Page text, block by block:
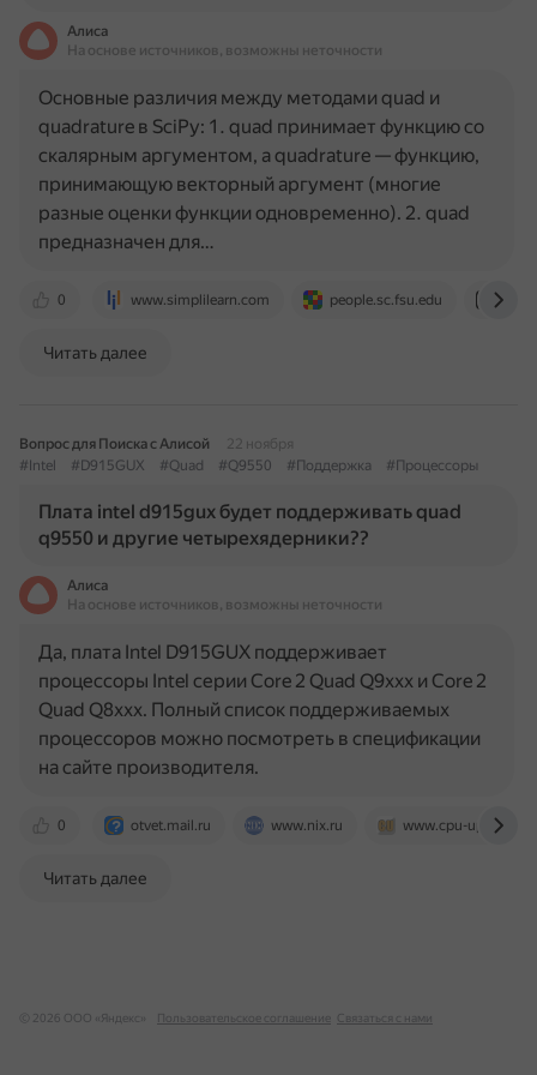
Алиса
На основе источников, возможны неточности
0 www.simplilearn.com people.sc.fsu.edu
Основные различия между методами quad и
quadrature в SciPy: 1. quad принимает функцию со
скалярным аргументом, а quadrature — функцию,
принимающую векторный аргумент (многие
разные оценки функции одновременно). 2. quad
предназначен для…
Читать далее
Вопрос для Поиска с Алисой
22 ноября
#Intel
#D915GUX #Quad #Q9550 #Поддержка #Процессоры
Плата intel d915gux будет поддерживать quad
q9550 и другие четырехядерники??
Алиса
На основе источников, возможны неточности
0 otvet.mail.ru www.nix.ru www.cpu-
Да, плата Intel D915GUX поддерживает
процессоры Intel серии Core 2 Quad Q9xxx и Core 2
Quad Q8xxx. Полный список поддерживаемых
процессоров можно посмотреть в спецификации
на сайте производителя.
Читать далее
© 2026 ООО «Яндекс» Пользовательское соглашение Связаться с нами